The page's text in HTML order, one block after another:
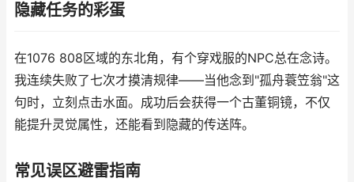
隐藏任务的彩蛋
在1076 808区域的东北角，有个穿戏服的NPC总在念诗。
我连续失败了七次才摸清规律——当他念到"孤舟蓑笠翁"这
句时，立刻点击水面。成功后会获得一个古董铜镜，不仅
能提升灵觉属性，还能看到隐藏的传送阵。
常见误区避雷指南